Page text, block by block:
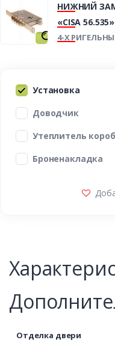
НИЖНИЙ
«CISA 56.535»
4-Х
Установка
Доводчик
Утеплитель
Броненакладка
Отделка двери